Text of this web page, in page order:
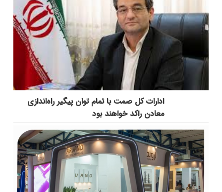
ادارات کل صمت با تمام توان پیگیر راه‌اندازی
معادن راکد خواهند بود